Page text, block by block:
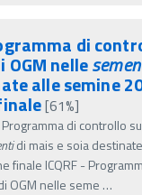
di
OGM nelle
alle semine
[61%]
Programma di controllo
di mais e soia
finale ICQRF -
OGM nelle seme …